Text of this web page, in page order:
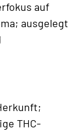
auf
ausgelegt
THC-